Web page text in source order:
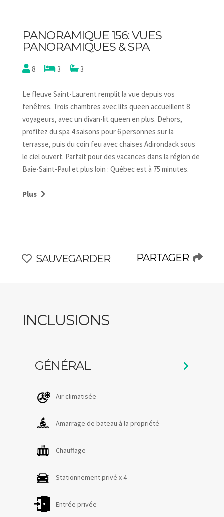
PANORAMIQUE 156: VUES
PANORAMIQUES & SPA
8 3 3
Le fleuve Saint-Laurent remplit la vue depuis vos
fenêtres. Trois chambres avec lits queen accueillent 8
voyageurs, avec un divan-lit queen en plus. Dehors,
profitez du spa 4 saisons pour 6 personnes sur la
terrasse, puis du coin feu avec chaises Adirondack sous
le ciel ouvert. Parfait pour des vacances dans la région de
Baie-Saint-Paul et plus loin : Québec est à 75 minutes.
Charlevoix vous attendent.
des chaises Adirondack crée l'ambiance idéale pour des
Portail vers l'aventure : Du chalet, un monde d'aventure
vous attend à quelques minutes en voiture. Lancez-vous
dans des aventures palpitantes. Et avec la ville de
Québec à seulement 1 heure 15 minutes, l'exploration
urbaine est à portée de main.
Que ce soit pour une escapade de fin de semaine ou un
séjour en semaine, le chalet Panoramique offre une
accessibilité avantageuse vers l'Autoroute 362, la région
Plus
SAUVEGARDER PARTAGER
INCLUSIONS
GÉNÉRAL
Air climatisée
Amarrage de bateau à la propriété
Chauffage
Stationnement privé x 4
Entrée privée